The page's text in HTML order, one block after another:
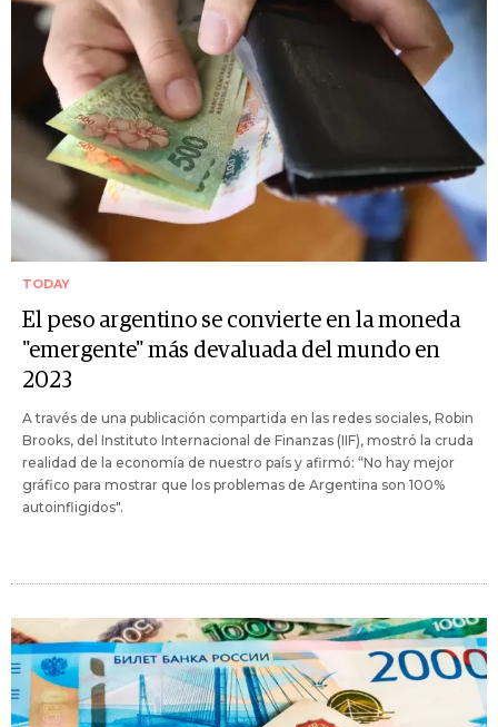
TODAY
El peso argentino se convierte en la moneda
"emergente" más devaluada del mundo en
2023
A través de una publicación compartida en las redes sociales, Robin
Brooks, del Instituto Internacional de Finanzas (IIF), mostró la cruda
realidad de la economía de nuestro país y afirmó: “No hay mejor
gráfico para mostrar que los problemas de Argentina son 100%
autoinfligidos".